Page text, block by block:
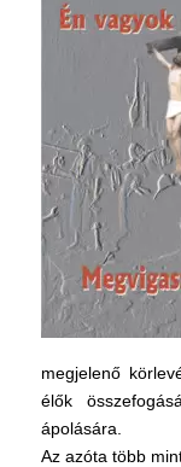
megjelenő
élők
ápolására.
Az azóta több